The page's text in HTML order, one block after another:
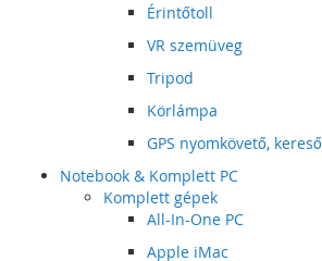
Érintőtoll
VR szemüveg
Tripod
Körlámpa
GPS nyomkövető, kereső
Notebook & Komplett PC
Komplett gépek
All-In-One PC
Apple iMac